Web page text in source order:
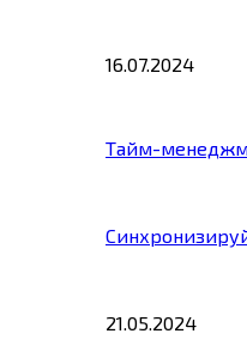
16.07.2024
Тайм-
21.05.2024